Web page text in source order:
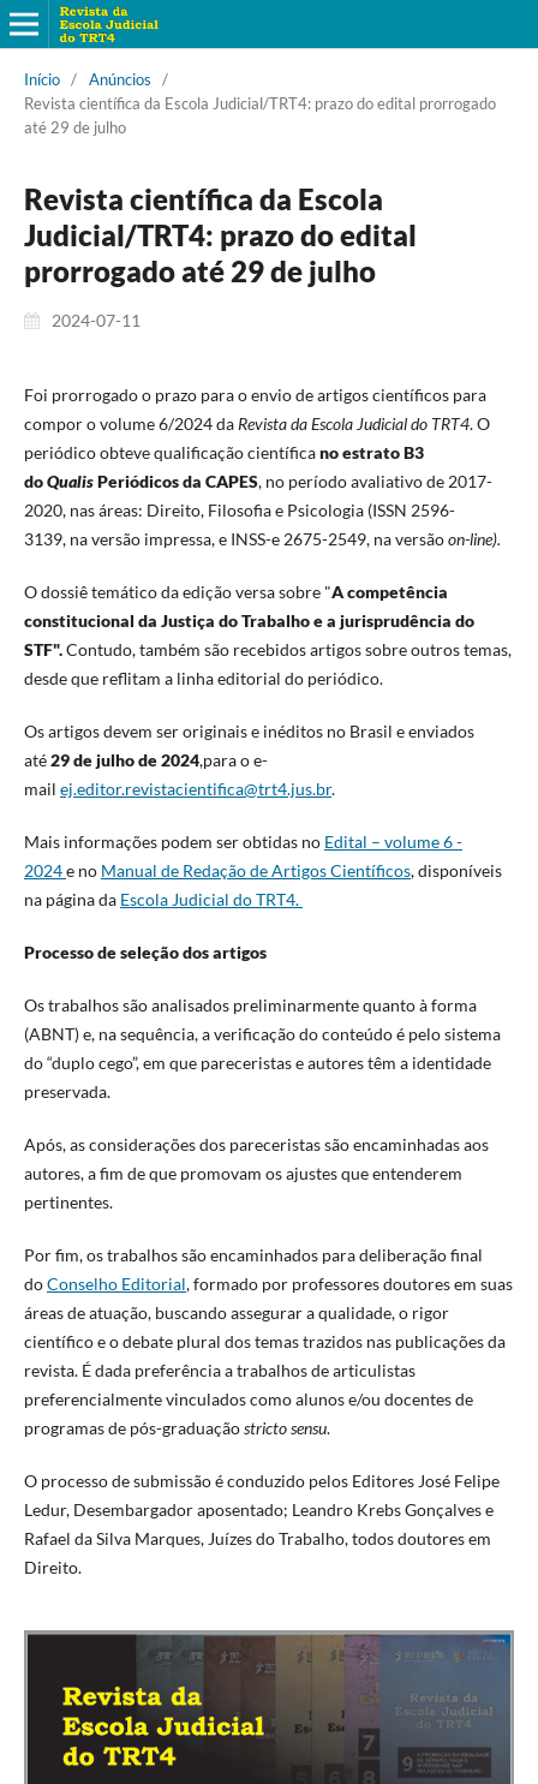
Início / Anúncios
/
Revista científica da Escola Judicial/TRT4: prazo do edital prorrogado
até 29 de julho
Revista científica da Escola
Judicial/TRT4: prazo do edital
prorrogado até 29 de julho
2024-07-11
Foi prorrogado o prazo para o envio de artigos científicos para
compor o volume 6/2024 daRevista da Escola Judicial do TRT4. O
periódico obteve qualificação científicano estrato B3
doQualisPeriódicos da CAPES, no período avaliativo de 2017-
2020, nas áreas: Direito, Filosofia e Psicologia (ISSN 2596-
3139, na versão impressa, e INSS-e 2675-2549, na versãoon-line).
O dossiê temático da edição versa sobre "A competência
constitucional da Justiça do Trabalho e a jurisprudência do
STF".Contudo, também são recebidos artigos sobre outros temas,
desde que reflitam a linha editorial do periódico.
Os artigos devem ser originais e inéditos no Brasil e enviados
até29 de julho de 2024,para o e-
mail ej.editor.revistacientifica@trt4.jus.br.
Mais informações podem ser obtidas no Edital – volume 6 -
2024e no Manual de Redação de Artigos Científicos, disponíveis
na página da Escola Judicial do TRT4.
Processo de seleção dos artigos
Os trabalhos são analisados preliminarmente quanto à forma
(ABNT) e, na sequência, a verificação do conteúdo é pelo sistema
do “duplo cego”, em que pareceristas e autores têm a identidade
preservada.
Após, as considerações dos pareceristas são encaminhadas aos
autores, a fim de que promovam os ajustes que entenderem
pertinentes.
Por fim, os trabalhos são encaminhados para deliberação final
doConselho Editorial, formado por professores doutores em suas
áreas de atuação, buscando assegurar a qualidade, o rigor
científico e o debate plural dos temas trazidos nas publicações da
revista. É dada preferência a trabalhos de articulistas
preferencialmente vinculados como alunos e/ou docentes de
programas de pós-graduaçãostricto sensu.
O processo de submissão é conduzido pelos Editores José Felipe
Ledur, Desembargador aposentado; Leandro Krebs Gonçalves e
Rafael da Silva Marques, Juízes do Trabalho, todos doutores em
Direito.